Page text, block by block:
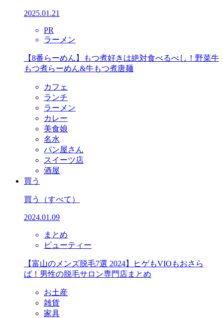
2025.01.21
PR
ラーメン
【8番らーめん】もつ煮好きは絶対食べるべし！野菜牛
もつ煮らーめん&牛もつ煮唐麺
カフェ
ランチ
ラーメン
カレー
美食娘
名水
パン屋さん
スイーツ店
酒屋
買う
買う （すべて）
2024.01.09
まとめ
ビューティー
【富山のメンズ脱毛7選 2024】ヒゲもVIOもおさら
ば！男性の脱毛サロン専門店まとめ
お土産
雑貨
家具